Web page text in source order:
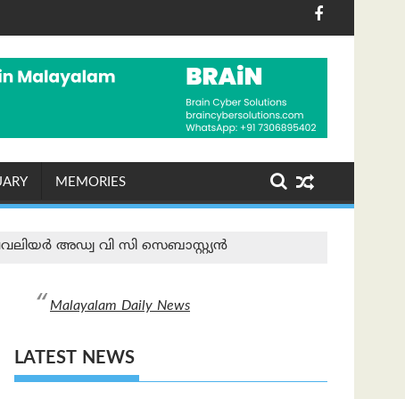
ശ്രദ്ധേയമായി
ശാഖയിൽ ഷോപ് ചെയ്തയാൾക്ക് അപ്പാർട്ട്മെന്റ്
പരമ്പരാഗത
MEMORIES
അഡ്വ വി സി സെബാസ്റ്റ്യൻ
Malayalam Daily News
LATEST NEWS